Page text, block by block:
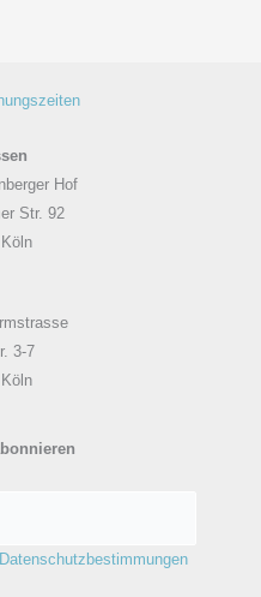
Hof
Str. 92
3-7